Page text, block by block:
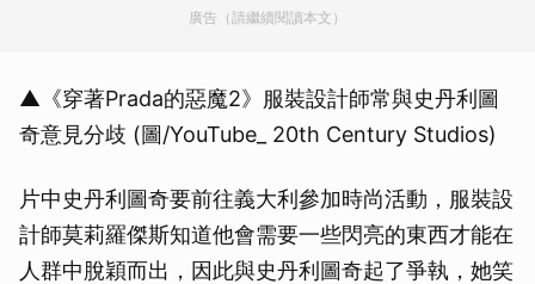
廣告（請繼續閱讀本文）
▲《穿著Prada的惡魔2》服裝設計師常與史丹利圖
奇意見分歧 (圖/YouTube_ 20th Century Studios)
片中史丹利圖奇要前往義大利參加時尚活動，服裝設
計師莫莉羅傑斯知道他會需要一些閃亮的東西才能在
人群中脫穎而出，因此與史丹利圖奇起了爭執，她笑